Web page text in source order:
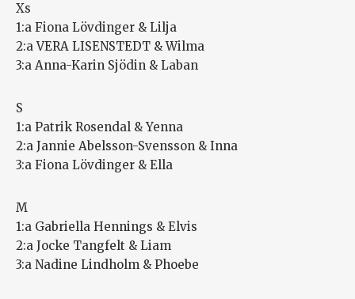
Xs
1:a Fiona Lövdinger & Lilja
2:a VERA LISENSTEDT & Wilma
3:a Anna-Karin Sjödin & Laban
S
1:a Patrik Rosendal & Yenna
2:a Jannie Abelsson-Svensson & Inna
3:a Fiona Lövdinger & Ella
M
1:a Gabriella Hennings & Elvis
2:a Jocke Tangfelt & Liam
3:a Nadine Lindholm & Phoebe